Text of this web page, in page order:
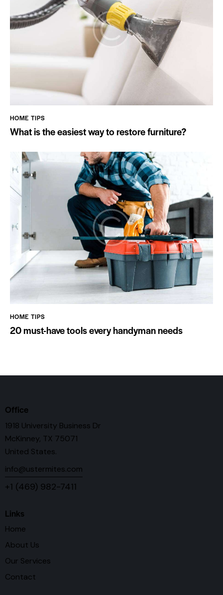
HOME TIPS
What is the easiest way to restore furniture?
HOME TIPS
20 must-have tools every handyman needs
Office
1918 University Business Dr
McKinney, TX 75071
United States.
info@ustermites.com
+1 (469) 982-7411
Links
Home
About Us
Our Services
Contact